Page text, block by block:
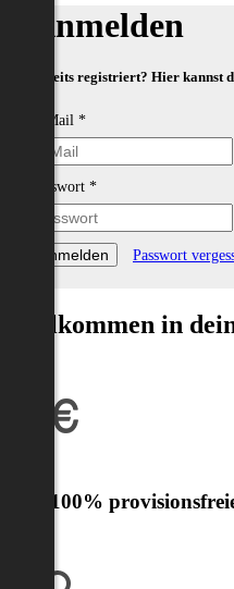
Anmelden
Bereits registriert? Hier kannst
E-Mail *
Passwort *
Passwort
Willkommen in
Nur 100%